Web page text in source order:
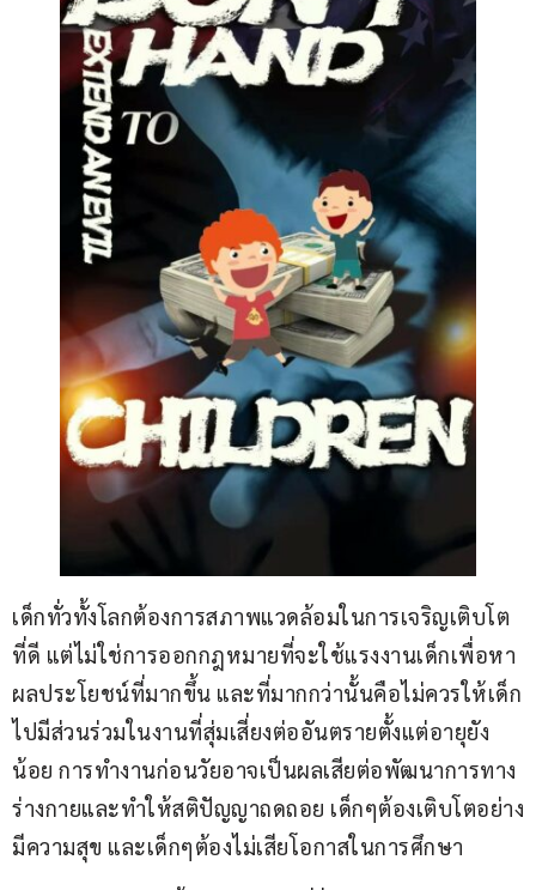
เด็กทั่วทั้งโลกต้องการสภาพแวดล้อมในการเจริญเติบโต
ที่ดี แต่ไม่ใช่การออกกฎหมายที่จะใช้แรงงานเด็กเพื่อหา
ผลประโยชน์ที่มากขึ้น และที่มากกว่านั้นคือไม่ควรให้เด็ก
ไปมีส่วนร่วมในงานที่สุ่มเสี่ยงต่ออันตรายตั้งแต่อายุยัง
น้อย การทำงานก่อนวัยอาจเป็นผลเสียต่อพัฒนาการทาง
ร่างกายและทำให้สติปัญญาถดถอย เด็กๆต้องเติบโตอย่าง
มีความสุข และเด็กๆต้องไม่เสียโอกาสในการศึกษา